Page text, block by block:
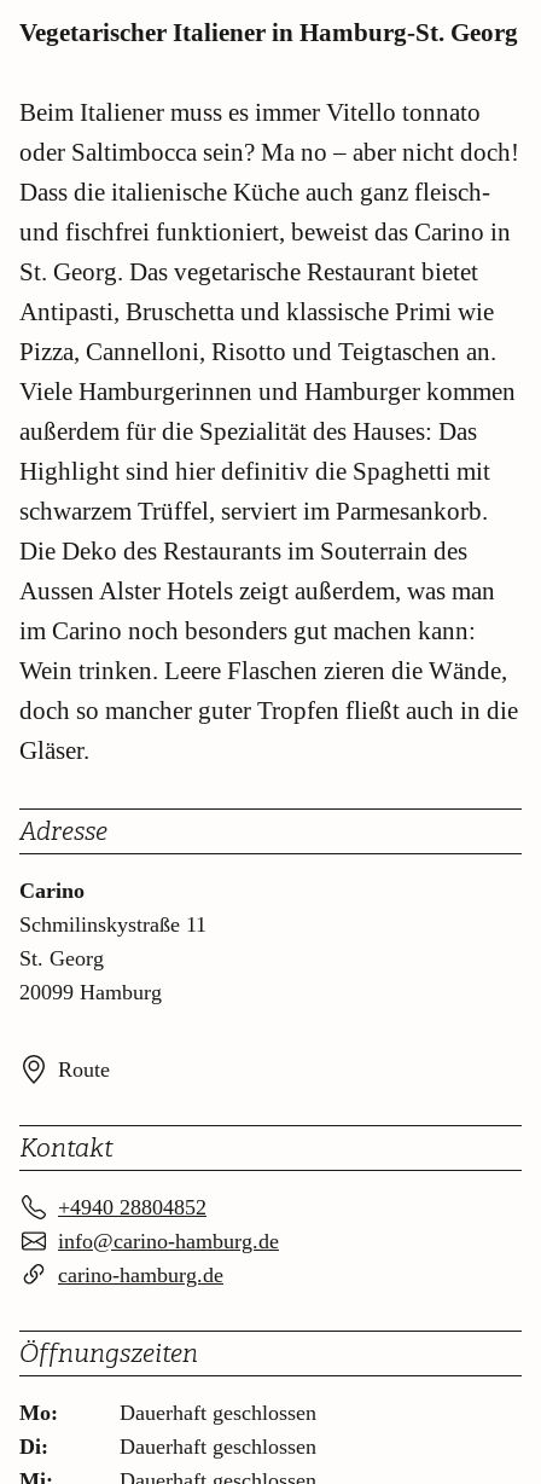
Vegetarischer Italiener in Hamburg-St. Georg
Beim Italiener muss es immer Vitello tonnato
oder Saltimbocca sein? Ma no – aber nicht doch!
Dass die italienische Küche auch ganz fleisch-
und fischfrei funktioniert, beweist das Carino in
St. Georg. Das vegetarische Restaurant bietet
Antipasti, Bruschetta und klassische Primi wie
Pizza, Cannelloni, Risotto und Teigtaschen an.
Viele Hamburgerinnen und Hamburger kommen
außerdem für die Spezialität des Hauses: Das
Highlight sind hier definitiv die Spaghetti mit
schwarzem Trüffel, serviert im Parmesankorb.
Die Deko des Restaurants im Souterrain des
Aussen Alster Hotels zeigt außerdem, was man
im Carino noch besonders gut machen kann:
Wein trinken. Leere Flaschen zieren die Wände,
doch so mancher guter Tropfen fließt auch in die
Gläser.
Adresse
Carino
Schmilinskystraße 11
St. Georg
20099 Hamburg
Route
Kontakt
+4940 28804852
info@carino-hamburg.de
carino-hamburg.de
Öffnungszeiten
Mo:
Dauerhaft geschlossen
Di:
Dauerhaft geschlossen